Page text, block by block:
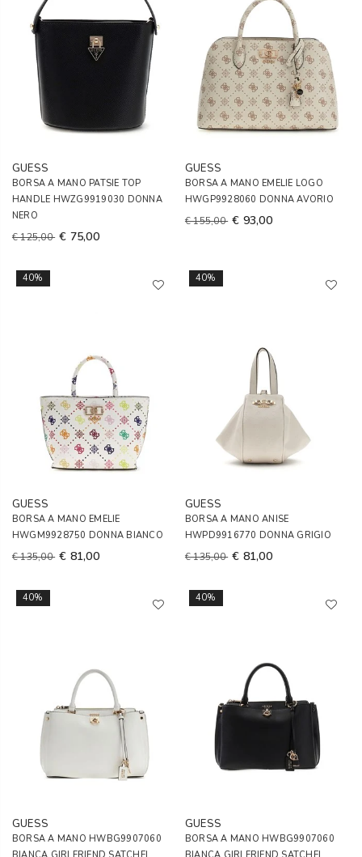
GUESS
BORSA A MANO PATSIE TOP
HANDLE HWZG9919030 DONNA
NERO
€ 125,00 € 75,00
GUESS
BORSA A MANO EMELIE LOGO
HWGP9928060 DONNA AVORIO
€ 155,00 € 93,00
40%
GUESS
BORSA A MANO EMELIE
HWGM9928750 DONNA BIANCO
€ 135,00 € 81,00
40%
GUESS
BORSA A MANO ANISE
HWPD9916770 DONNA GRIGIO
€ 135,00 € 81,00
40%
GUESS
BORSA A MANO HWBG9907060
40%
GUESS
BORSA A MANO HWBG9907060